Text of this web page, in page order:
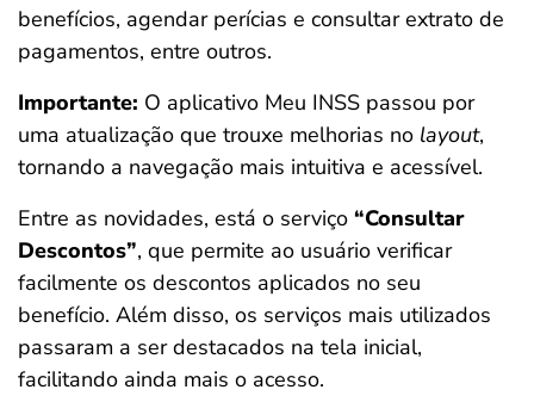
benefícios, agendar perícias e consultar extrato de
pagamentos, entre outros.
Importante: O aplicativo Meu INSS passou por
uma atualização que trouxe melhorias no layout,
tornando a navegação mais intuitiva e acessível.
Entre as novidades, está o serviço “Consultar
Descontos”, que permite ao usuário verificar
facilmente os descontos aplicados no seu
benefício. Além disso, os serviços mais utilizados
passaram a ser destacados na tela inicial,
facilitando ainda mais o acesso.